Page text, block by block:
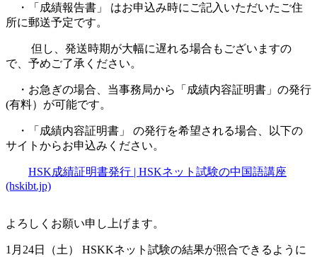
・「成績報告書」 はお申込み時にご記入いただいたご住
所に郵送予定です。
但し、発送時期が大幅に遅れる場合もございますの
で、予めご了承ください。
・お急ぎの場合、当事務局から「成績内容証明書」の発行
(有料）が可能です。
・「成績内容証明書」 の発行を希望される場合、以下の
サイトからお申込みください。
HSK成績証明書発行 | HSKネット試験の中国語講座
(hskibt.jp)
よろしくお願い申し上げます。
1月24日（土） HSKKネット試験の結果が照合できるように